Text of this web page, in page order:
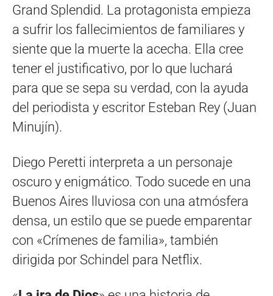
Grand Splendid. La protagonista empieza
a sufrir los fallecimientos de familiares y
siente que la muerte la acecha. Ella cree
tener el justificativo, por lo que luchará
para que se sepa su verdad, con la ayuda
del periodista y escritor Esteban Rey (Juan
Minujín).
Diego Peretti interpreta a un personaje
oscuro y enigmático. Todo sucede en una
Buenos Aires lluviosa con una atmósfera
densa, un estilo que se puede emparentar
con «Crímenes de familia», también
dirigida por Schindel para Netflix.